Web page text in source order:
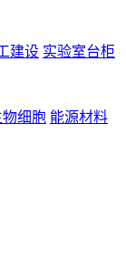
建设 实验室台柜
物细胞 能源材料